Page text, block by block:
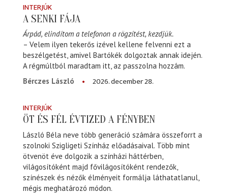
INTERJÚK
A SENKI FÁJA
Árpád, elindítom a telefonon a rögzítést, kezdjük.
– Velem ilyen tekerős izével kellene felvenni ezt a
beszélgetést, amivel Bartókék dolgoztak annak idején.
A régmúltból maradtam itt, az passzolna hozzám.
Bérczes László
2026. december 28.
INTERJÚK
ÖT ÉS FÉL ÉVTIZED A FÉNYBEN
László Béla neve több generáció számára összeforrt a
szolnoki Szigligeti Színház előadásaival. Több mint
ötvenöt éve dolgozik a színházi háttérben,
világosítóként majd fővilágosítóként rendezők,
színészek és nézők élményeit formálja láthatatlanul,
mégis meghatározó módon.